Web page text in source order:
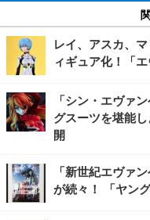
レイ、アスカ、
ィギュア化！「
「シン・エヴァ
グスーツを堪能
開
「新世紀エヴァ
が続々！ 「ヤン